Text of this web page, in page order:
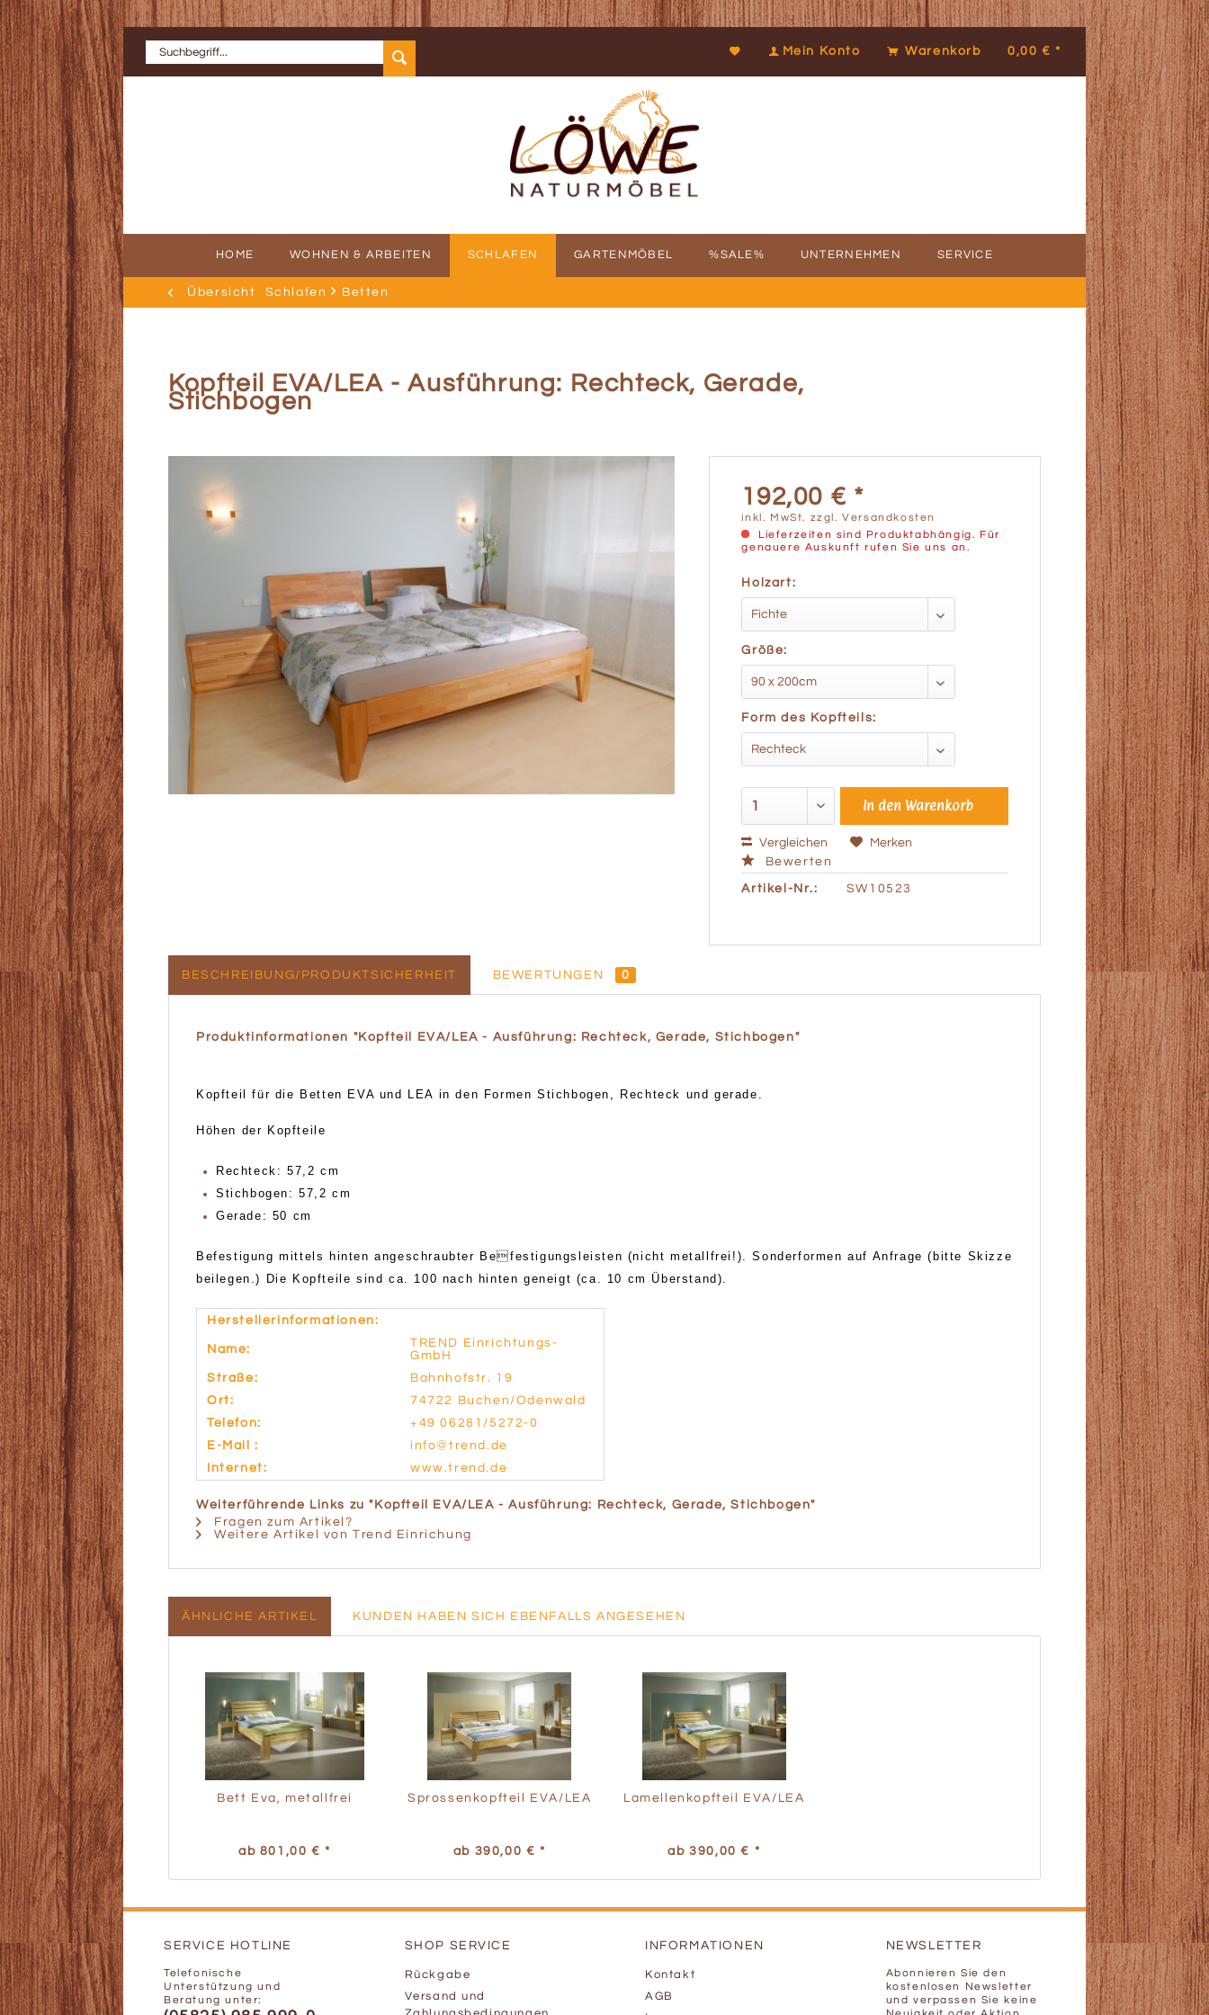
Mein Konto Warenkorb 0,00 € *
HOME WOHNEN & ARBEITEN SCHLAFEN GARTENMÖBEL %SALE% UNTERNEHMEN SERVICE
Übersicht Schlafen Betten
Kopfteil EVA/LEA - Ausführung: Rechteck, Gerade,
Stichbogen
192,00 € *
inkl. MwSt. zzgl. Versandkosten
Lieferzeiten sind Produktabhängig. Für
genauere Auskunft rufen Sie uns an.
Holzart:
Größe:
Form des Kopfteils:
In den Warenkorb
Vergleichen
Merken
Bewerten
Artikel-Nr.: SW10523
BESCHREIBUNG/PRODUKTSICHERHEIT BEWERTUNGEN 0
Produktinformationen "Kopfteil EVA/LEA - Ausführung: Rechteck, Gerade, Stichbogen"
Kopfteil für die Betten EVA und LEA in den FormenStichbogen , Rechteck undgerade.
Höhen der Kopfteile
Rechteck: 57,2 cm
Stichbogen: 57,2 cm
Gerade: 50 cm
Befestigung mittels hinten angeschraubter Befestigungsleisten (nicht metallfrei!). Sonderformen auf Anfrage (bitte Skizze
beilegen.) Die Kopfteile sind ca. 100 nach hinten geneigt (ca. 10 cm Überstand).
Herstellerinformationen:
Name:
TREND Einrichtungs-
GmbH
Straße:
Bahnhofstr. 19
Ort:
74722 Buchen/Odenwald
Telefon:
+49 06281/5272-0
E-Mail :
info@trend.de
Internet:
www.trend.de
Weiterführende Links zu "Kopfteil EVA/LEA - Ausführung: Rechteck, Gerade, Stichbogen"
Fragen zum Artikel?
Weitere Artikel von Trend Einrichung
ÄHNLICHE ARTIKEL KUNDEN HABEN SICH EBENFALLS ANGESEHEN
Bett Eva, metallfrei
ab 801,00 € *
Sprossenkopfteil EVA/LEA
ab 390,00 € *
Lamellenkopfteil EVA/LEA
ab 390,00 € *
SERVICE HOTLINE
Telefonische
Unterstützung und
Beratung unter:
SHOP SERVICE
Rückgabe
Versand und
INFORMATIONEN
Kontakt
AGB
NEWSLETTER
Abonnieren Sie den
kostenlosen Newsletter
und verpassen Sie keine